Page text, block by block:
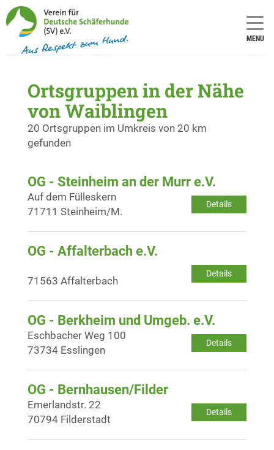
MENU
Ortsgruppen in der Nähe
von Waiblingen
20 Ortsgruppen im Umkreis von 20 km
gefunden
OG - Steinheim an der Murr e.V.
Details
Auf dem Fülleskern
71711 Steinheim/M.
OG - Affalterbach e.V.
Details
71563 Affalterbach
OG - Berkheim und Umgeb. e.V.
Details
Eschbacher Weg 100
73734 Esslingen
OG - Bernhausen/Filder
Details
Emerlandstr. 22
70794 Filderstadt